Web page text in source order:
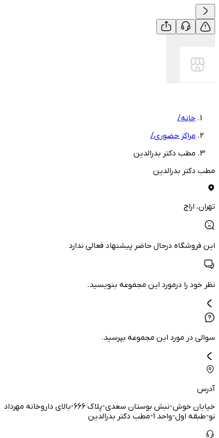
خانه/
مراکز حضوری/
مطب دکتر بدرالدین
مطب دکتر بدرالدین
تهران، اراج
این فروشگاه درحال حاضر پیشنهاد فعالی ندارد
نظر خود را درمورد این مجموعه بنویسید.
سوالی در مورد این مجموعه بپرسید.
آدرس
خیابان خوش-نبش بوستان سعدی-پلاک 666-بالای داروخانه مهرداد
نو-طبقه اول-واحد 1-مطب دکتر بدرالدین